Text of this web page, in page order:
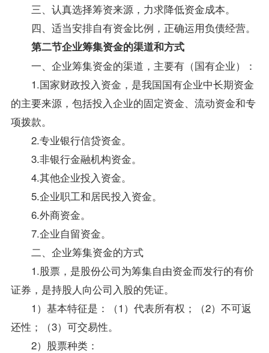
三、认真选择筹资来源，力求降低资金成本。
四、适当安排自有资金比例，正确运用负债经营。
第二节企业筹集资金的渠道和方式
一、企业筹集资金的渠道，主要有（国有企业）：
1.国家财政投入资金，是我国国有企业中长期资金
的主要来源，包括投入企业的固定资金、流动资金和专
项拨款。
2.专业银行信贷资金。
3.非银行金融机构资金。
4.其他企业投入资金。
5.企业职工和居民投入资金。
6.外商资金。
7.企业自留资金。
二、企业筹集资金的方式
1.股票，是股份公司为筹集自由资金而发行的有价
证券，是持股人向公司入股的凭证。
1）基本特征是：（1）代表所有权；（2）不可返
还性；（3）可交易性。
2）股票种类：